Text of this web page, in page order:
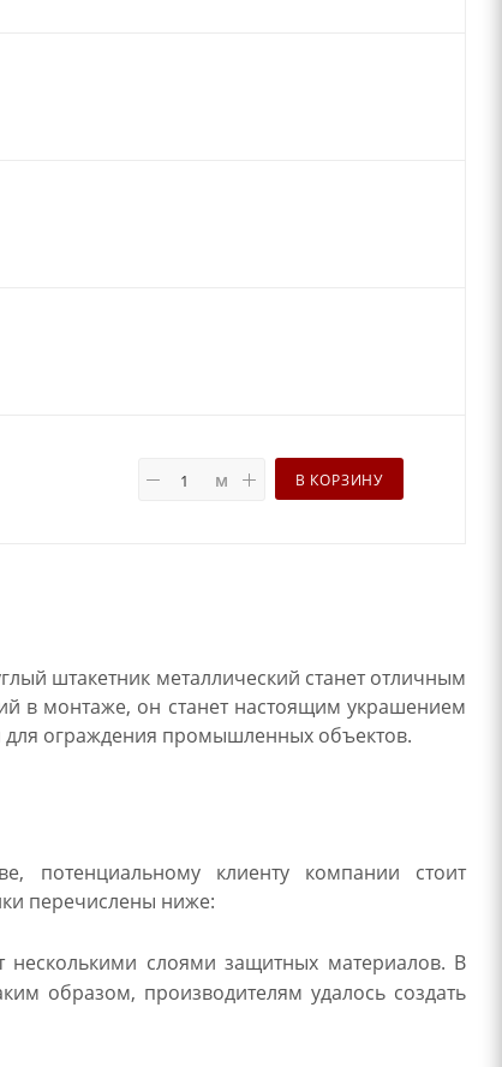
м В КОРЗИНУ
штакетник металлический станет отличным
в монтаже, он станет настоящим украшением
для ограждения промышленных объектов.
потенциальному клиенту компании стоит
перечислены ниже:
несколькими слоями защитных материалов. В
образом, производителям удалось создать